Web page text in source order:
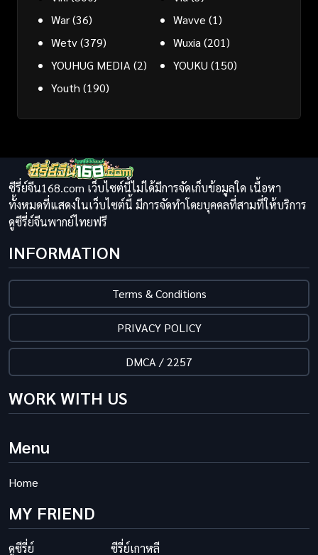
War(36) Wavve (1)
Wetv(379) Wuxia(201)
YOUHUG MEDIA(2) YOUKU (150)
Youth (190)
ซีรี่ย์จีน168.com เว็บไซต์นี้ไม่ได้มีการจัดเก็บข้อมูลใด เนื้อหา
ทั้งหมดที่แสดงในเว็บไซต์นี้ มีการจัดทำโดยบุคคลที่สามที่ให้บริการ
ดูซีรี่ย์จีนพากย์ไทยฟรี
INFORMATION
Terms & Conditions
PRIVACY POLICY
DMCA / 2257
WORK WITH US
Menu
Home
MY FRIEND
ดูซีรี่ย์ ซีรี่ย์เกาหลี